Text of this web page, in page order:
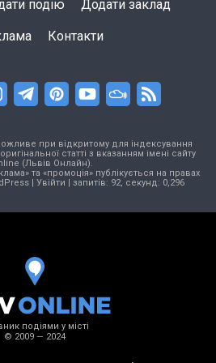
подію Додати заклад
Контакти
при відкритому для індексування
статті з вказанням імені сайту
(Львів Онлайн).
та «промоція» публікується на правах
| Увійти | запитів: 92, секунд: 0,296
подіями у місті
© 2009 — 2024